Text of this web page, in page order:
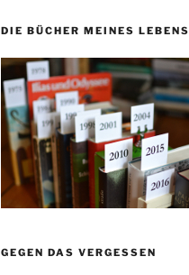
DIE BÜCHER MEINES LEBENS
GEGEN DAS VERGESSEN